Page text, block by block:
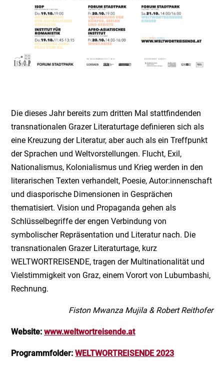
Die dieses Jahr bereits zum dritten Mal stattfindenden
transnationalen Grazer Literaturtage definieren sich als
eine Kreuzung der Literatur, aber auch als ein Treffpunkt
der Sprachen und Weltvorstellungen. Flucht, Exil,
Nationalismus, Kolonialismus und Krieg werden in den
literarischen Texten verhandelt, Poesie, Autor:innenschaft
und diasporische Dimensionen in Gesprächen
thematisiert. Vision und Propaganda gehen als
Schlüsselbegriffe der engen Verbindung von
symbolischer Repräsentation und Literatur nach. Die
transnationalen Grazer Literaturtage, kurz
WELTWORTREISENDE, tragen der Multinationalität und
Vielstimmigkeit von Graz, einem Vorort von Lubumbashi,
Rechnung.
Fiston Mwanza Mujila & Robert Reithofer
Website:www.weltwortreisende.at
Programmfolder:WELTWORTREISENDE 2023